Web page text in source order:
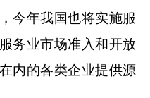
今年我国也将实施服
务业市场准入和开放
内的各类企业提供源